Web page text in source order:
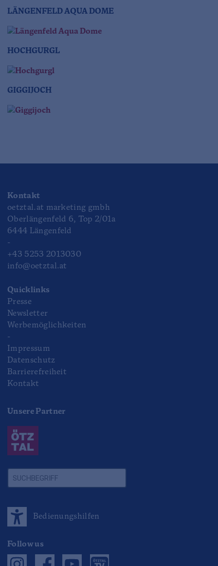
LÄNGENFELD AQUA DOME
HOCHGURGL
GIGGIJOCH
Kontakt
oetztal.at marketing gmbh
Oberlängenfeld 6, Top 2/01a
6444 Längenfeld
-
+43 5253 2013030
info@oetztal.at
Quicklinks
Presse
Newsletter
Werbemöglichkeiten
-
Impressum
Datenschutz
Barrierefreiheit
Kontakt
Unsere Partner
Bedienungshilfen
Follow us